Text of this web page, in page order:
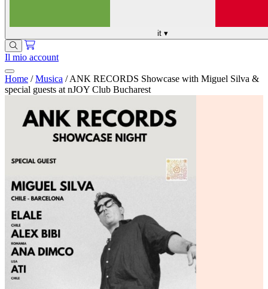
it ▾
Il mio account
Home / Musica / ANK RECORDS Showcase with Miguel Silva &
special guests at nJOY Club Bucharest